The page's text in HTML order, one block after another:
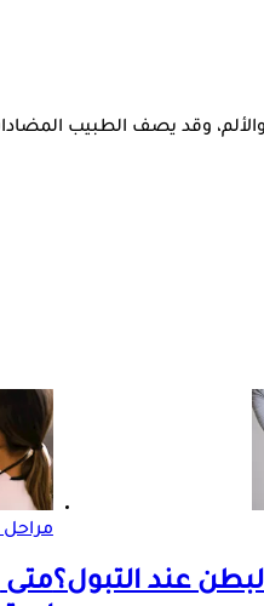
وقد يصف الطبيب
عند التبول؟متى